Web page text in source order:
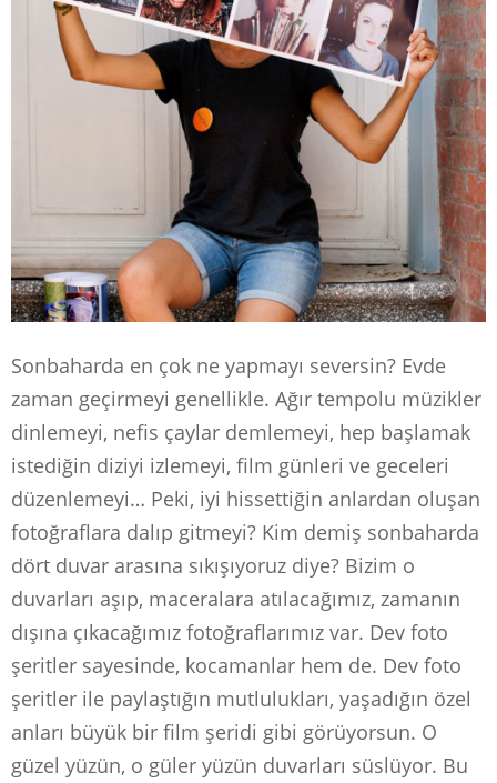
Sonbaharda en çok ne yapmayı seversin? Evde
zaman geçirmeyi genellikle. Ağır tempolu müzikler
dinlemeyi, nefis çaylar demlemeyi, hep başlamak
istediğin diziyi izlemeyi, film günleri ve geceleri
düzenlemeyi… Peki, iyi hissettiğin anlardan oluşan
fotoğraflara dalıp gitmeyi? Kim demiş sonbaharda
dört duvar arasına sıkışıyoruz diye? Bizim o
duvarları aşıp, maceralara atılacağımız, zamanın
dışına çıkacağımız fotoğraflarımız var. Dev foto
şeritler sayesinde, kocamanlar hem de. Dev foto
şeritler ile paylaştığın mutlulukları, yaşadığın özel
anları büyük bir film şeridi gibi görüyorsun. O
güzel yüzün, o güler yüzün duvarları süslüyor. Bu